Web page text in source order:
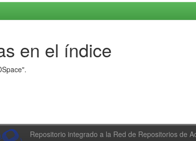
en el índice
Repositorio integrado a la Red de Repositorios de